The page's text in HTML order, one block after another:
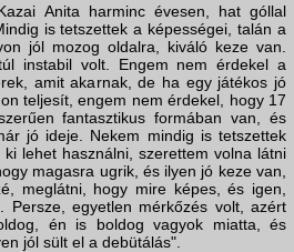
Anita harminc évesen, hat góllal
is tetszettek a képességei, talán a
jól mozog oldalra, kiváló keze van.
instabil volt. Engem nem érdekel a
amit akarnak, de ha egy játékos jó
teljesít, engem nem érdekel, hogy 17
fantasztikus formában van, és
jó ideje. Nekem mindig is tetszettek
lehet használni, szerettem volna látni
magasra ugrik, és ilyen jó keze van,
meglátni, hogy mire képes, és igen,
Persze, egyetlen mérkőzés volt, azért
én is boldog vagyok miatta, és
jól sült el a debütálás".